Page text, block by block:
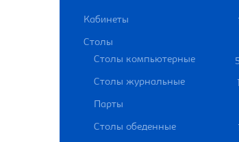
Кабинеты
Столы
Столы компьютерные
Столы журнальные
Парты
Столы обеденные